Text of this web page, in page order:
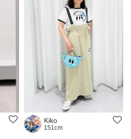
Kiko
151cm